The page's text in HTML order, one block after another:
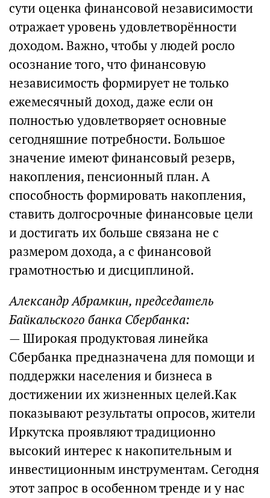
сути оценка финансовой независимости
отражает уровень удовлетворённости
доходом. Важно, чтобы у людей росло
осознание того, что финансовую
независимость формирует не только
ежемесячный доход, даже если он
полностью удовлетворяет основные
сегодняшние потребности. Большое
значение имеют финансовый резерв,
накопления, пенсионный план. А
способность формировать накопления,
ставить долгосрочные финансовые цели
и достигать их больше связана не с
размером дохода, а с финансовой
грамотностью и дисциплиной.
Александр Абрамкин, председатель
Байкальского банка Сбербанка:
— Широкая продуктовая линейка
Сбербанка предназначена для помощи и
поддержки населения и бизнеса в
достижении их жизненных целей.Как
показывают результаты опросов, жители
Иркутска проявляют традиционно
высокий интерес к накопительным и
инвестиционным инструментам. Сегодня
этот запрос в особенном тренде и у нас